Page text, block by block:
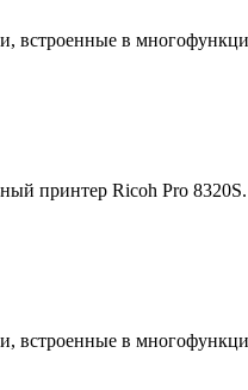
встроенные в
принтер Ricoh Pro
встроенные в